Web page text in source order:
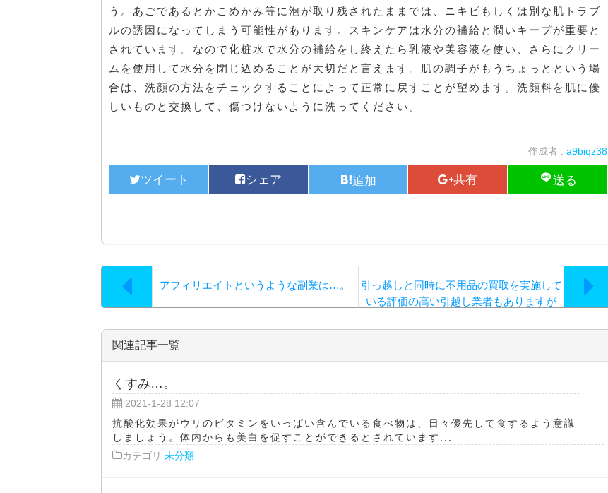
う。あごであるとかこめかみ等に泡が取り残されたままでは、ニキビもしくは別な肌トラブ
ルの誘因になってしまう可能性があります。スキンケアは水分の補給と潤いキープが重要と
されています。なので化粧水で水分の補給をし終えたら乳液や美容液を使い、さらにクリー
ムを使用して水分を閉じ込めることが大切だと言えます。肌の調子がもうちょっとという場
合は、洗顔の方法をチェックすることによって正常に戻すことが望めます。洗顔料を肌に優
しいものと交換して、傷つけないように洗ってください。
作成者 : a9biqz38
アフィリエイトというような副業は…。
引っ越しと同時に不用品の買取を実施して
いる評価の高い引越し業者もありますが
関連記事一覧
くすみ…。
2021-1-28 12:07
抗酸化効果がウリのビタミンをいっぱい含んでいる食べ物は、日々優先して食するよう意識
しましょう。体内からも美白を促すことができるとされています...
カテゴリ 未分類